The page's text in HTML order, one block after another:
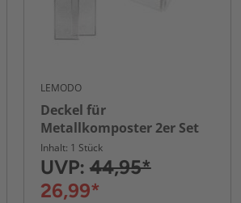
LEMODO
Deckel für
Metallkomposter 2er Set
87x44 cm silber, Stahl
verzinkt
Inhalt: 1 Stück
UVP: 44,95*
26,99*